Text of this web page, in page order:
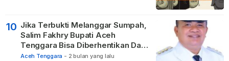
10 Jika Terbukti Melanggar Sumpah,
Salim Fakhry Bupati Aceh
Tenggara Bisa Diberhentikan Dari
Jabatannya
Aceh Tenggara - 2 bulan yang lalu